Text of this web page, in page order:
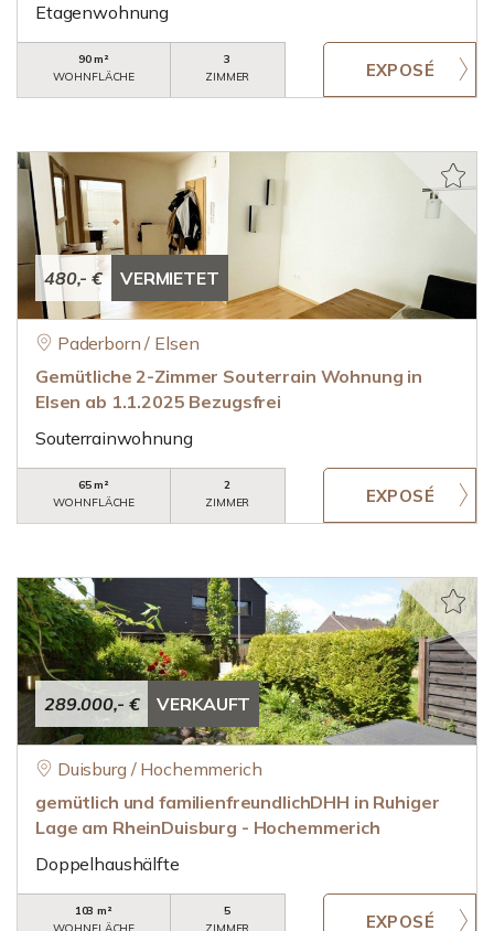
Etagenwohnung
90 m²
WOHNFLÄCHE
3
ZIMMER
480,- € VERMIETET
Paderborn / Elsen
Gemütliche 2-Zimmer Souterrain Wohnung in
Elsen ab 1.1.2025 Bezugsfrei
Souterrainwohnung
65 m²
WOHNFLÄCHE
2
ZIMMER
289.000,- € VERKAUFT
Duisburg / Hochemmerich
gemütlich und familienfreundlichDHH in Ruhiger
Lage am RheinDuisburg - Hochemmerich
Doppelhaushälfte
103 m²
5